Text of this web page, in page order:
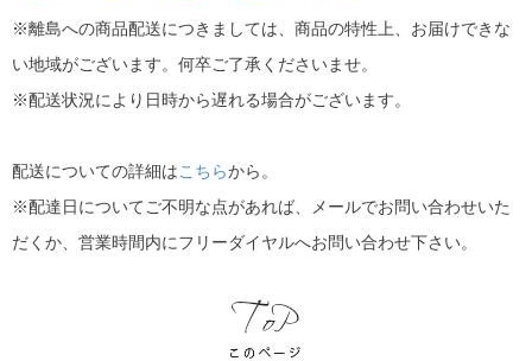
※離島への商品配送につきましては、商品の特性上、お届けできな
い地域がございます。何卒ご了承くださいませ。
※配送状況により日時から遅れる場合がございます。
配送についての詳細はこちらから。
※配達日についてご不明な点があれば、メールでお問い合わせいた
だくか、営業時間内にフリーダイヤルへお問い合わせ下さい。